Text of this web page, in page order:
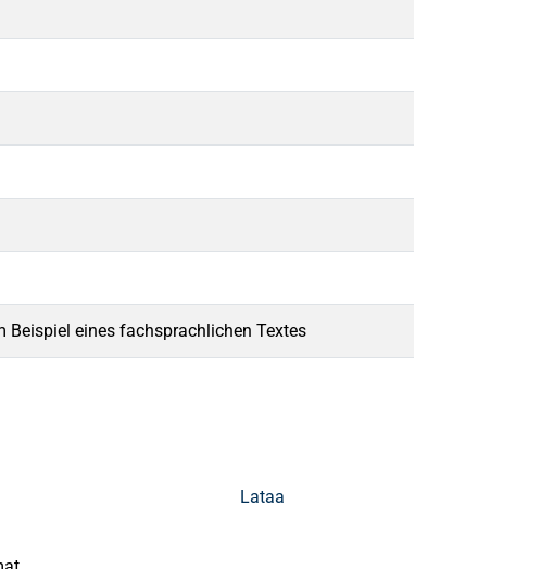
Beispiel eines fachsprachlichen Textes
Lataa